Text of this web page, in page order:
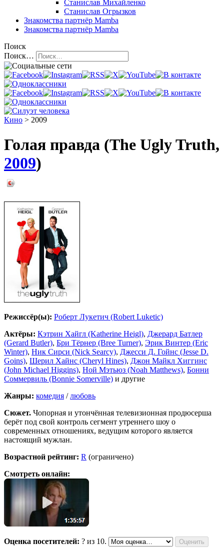
Станислав Михайленко
Станислав Огрызков
Знакомства партнёр Mamba
Знакомства партнёр Mamba
Поиск
Поиск…
Кино > 2009
Голая правда (The Ugly Truth,
2009)
Режиссёр(ы): Роберт Лукетич (Robert Luketic)
Актёры: Кэтрин Хайгл (Katherine Heigl), Джерард Батлер
(Gerard Butler), Бри Тёрнер (Bree Turner), Эрик Винтер (Eric
Winter), Ник Сирси (Nick Searcy), Джесси Д. Гойнс (Jesse D.
Goins), Шерил Хайнс (Cheryl Hines), Джон Майкл Хиггинс
(John Michael Higgins), Ной Мэтьюз (Noah Matthews), Бонни
Соммервиль (Bonnie Somerville) и другие
Жанры: комедия /любовь
Сюжет. Чопорная и утончённая телевизионная продюсерша
берёт под свой контроль сегмент утреннего шоу о
современных отношениях, ведущим которого является
настоящий мужлан.
Возрастной рейтинг: R (ограничено)
Смотреть онлайн:
Оценка посетителей: ? из 10.